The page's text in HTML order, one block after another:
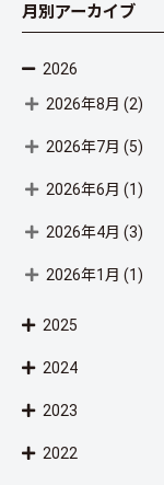
月別アーカイブ
2026
2026年8月 (2)
2026年7月 (5)
2026年6月 (1)
2026年4月 (3)
2026年1月 (1)
2025
2024
2023
2022